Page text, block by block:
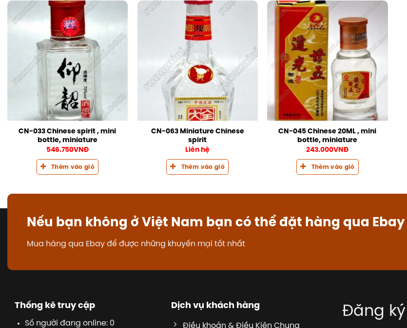
CN-033 Chinese spirit , mini
bottle, miniature
546.750VNĐ
Thêm vào giỏ
CN-063 Miniature Chinese
spirit
Liên hệ
Thêm vào giỏ
CN-045 Chinese 20ML , mini
bottle, miniature
243.000VNĐ
Thêm vào giỏ
Nếu bạn không ở Việt Nam bạn có thể đặt hàng qua Ebay
Mua hàng qua Ebay để được những khuyến mại tốt nhất
Thống kê truy cập
Số người đang online: 0
Dịch vụ khách hàng
Điều khoản & Điều Kiện Chung
Đăng